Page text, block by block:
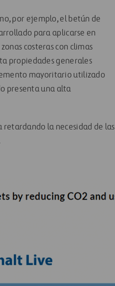
por ejemplo, el betún de
para aplicarse en
costeras con climas
propiedades generales
mayoritario utilizado
presenta una alta
retardando la necesidad de las